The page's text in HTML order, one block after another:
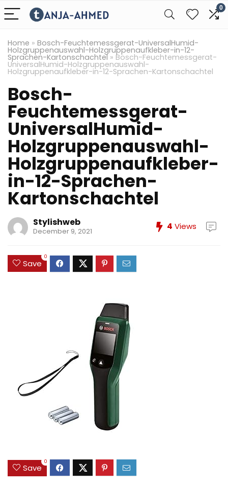
0
Home » Bosch-Feuchtemessgerat-UniversalHumid-
Holzgruppenauswahl-Holzgruppenaufkleber-in-12-
Sprachen-Kartonschachtel» Bosch-Feuchtemessgerat-
UniversalHumid-Holzgruppenauswahl-
Holzgruppenaufkleber-in-12-Sprachen-Kartonschachtel
Bosch-
Feuchtemessgerat-
UniversalHumid-
Holzgruppenauswahl-
Holzgruppenaufkleber-
in-12-Sprachen-
Kartonschachtel
Stylishweb
December 9, 2021 4 Views
Save
0
Save
0